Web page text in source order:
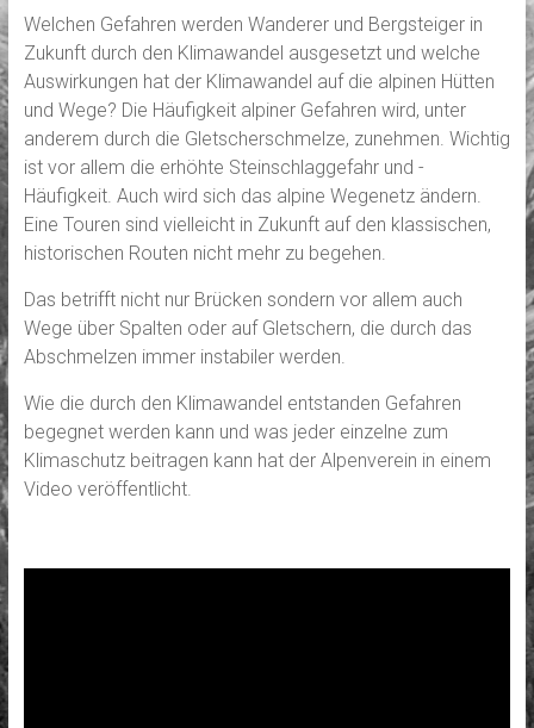
Welchen Gefahren werden Wanderer und Bergsteiger in
Zukunft durch den Klimawandel ausgesetzt und welche
Auswirkungen hat der Klimawandel auf die alpinen Hütten
und Wege? Die Häufigkeit alpiner Gefahren wird, unter
anderem durch die Gletscherschmelze, zunehmen. Wichtig
ist vor allem die erhöhte Steinschlaggefahr und -
Häufigkeit. Auch wird sich das alpine Wegenetz ändern.
Eine Touren sind vielleicht in Zukunft auf den klassischen,
historischen Routen nicht mehr zu begehen.
Das betrifft nicht nur Brücken sondern vor allem auch
Wege über Spalten oder auf Gletschern, die durch das
Abschmelzen immer instabiler werden.
Wie die durch den Klimawandel entstanden Gefahren
begegnet werden kann und was jeder einzelne zum
Klimaschutz beitragen kann hat der Alpenverein in einem
Video veröffentlicht.